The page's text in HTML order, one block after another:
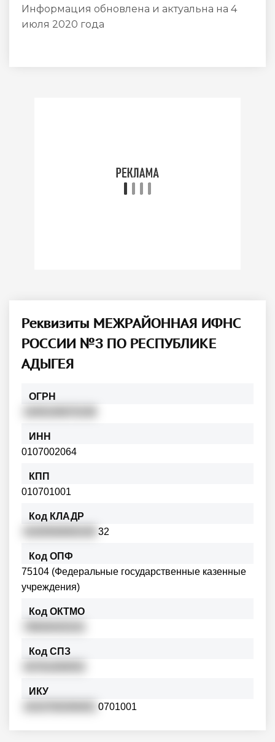
Информация обновлена и актуальна на 4
июля 2020 года
Реквизиты МЕЖРАЙОННАЯ ИФНС
РОССИИ №3 ПО РЕСПУБЛИКЕ
АДЫГЕЯ
ОГРН
ИНН
0107002064
КПП
010701001
Код КЛАДР
32
Код ОПФ
75104 (Федеральные государственные казенные
учреждения)
Код ОКТМО
Код СПЗ
ИКУ
0701001